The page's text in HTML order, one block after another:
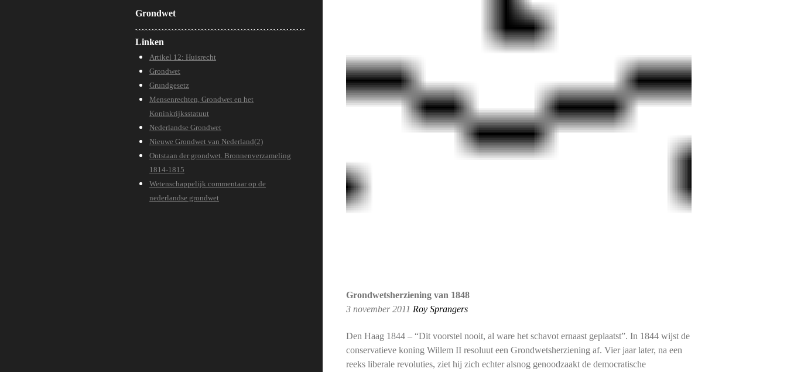
Grondwetsherziening van 1848
3 november 2011 Roy Sprangers
Den Haag 1844 – “Dit voorstel nooit, al ware het schavot ernaast geplaatst”. In 1844 wijst de
conservatieve koning Willem II resoluut een Grondwetsherziening af. Vier jaar later, na een
reeks liberale revoluties, ziet hij zich echter alsnog genoodzaakt de democratische
Grondwet
Linken
Artikel 12: Huisrecht
Grondwet
Grundgesetz
Mensenrechten, Grondwet en het
Koninkrijksstatuut
Nederlandse Grondwet
Nieuwe Grondwet van Nederland(2)
Ontstaan der grondwet. Bronnenverzameling
1814-1815
Wetenschappelijk commentaar op de
nederlandse grondwet